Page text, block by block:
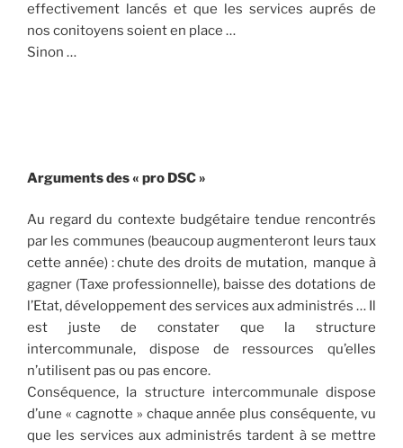
effectivement lancés et que les services auprés de
nos conitoyens soient en place …
Sinon …
Arguments des « pro DSC »
Au regard du contexte budgétaire tendue rencontrés
par les communes (beaucoup augmenteront leurs taux
cette année) : chute des droits de mutation, manque à
gagner (Taxe professionnelle), baisse des dotations de
l’Etat, développement des services aux administrés … Il
est juste de constater que la structure
intercommunale, dispose de ressources qu’elles
n’utilisent pas ou pas encore.
Conséquence, la structure intercommunale dispose
d’une « cagnotte » chaque année plus conséquente, vu
que les services aux administrés tardent à se mettre